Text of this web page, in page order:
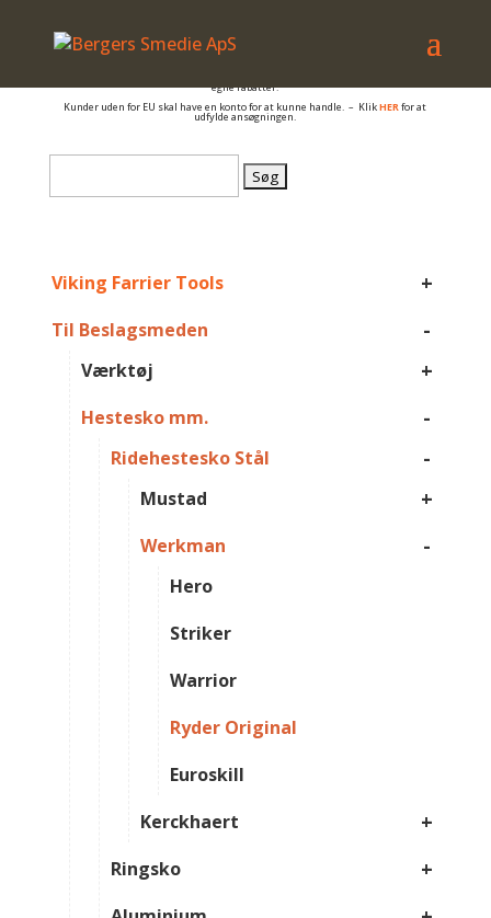
– også salg til PRIVATE
egne rabatter.
Kunder uden for EU skal have en konto for at kunne handle. – KlikHERfor at
udfylde ansøgningen.
efter:
Viking Farrier Tools +
Til Beslagsmeden -
Værktøj +
Hestesko mm. -
Ridehestesko Stål -
Mustad +
Werkman -
Hero
Striker
Warrior
Ryder Original
Euroskill
Kerckhaert
+
Ringsko +